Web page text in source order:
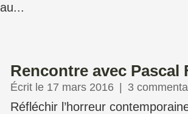
Rencontre avec Pascal
Écrit le 17 mars 2016 3
Réfléchir l’horreur